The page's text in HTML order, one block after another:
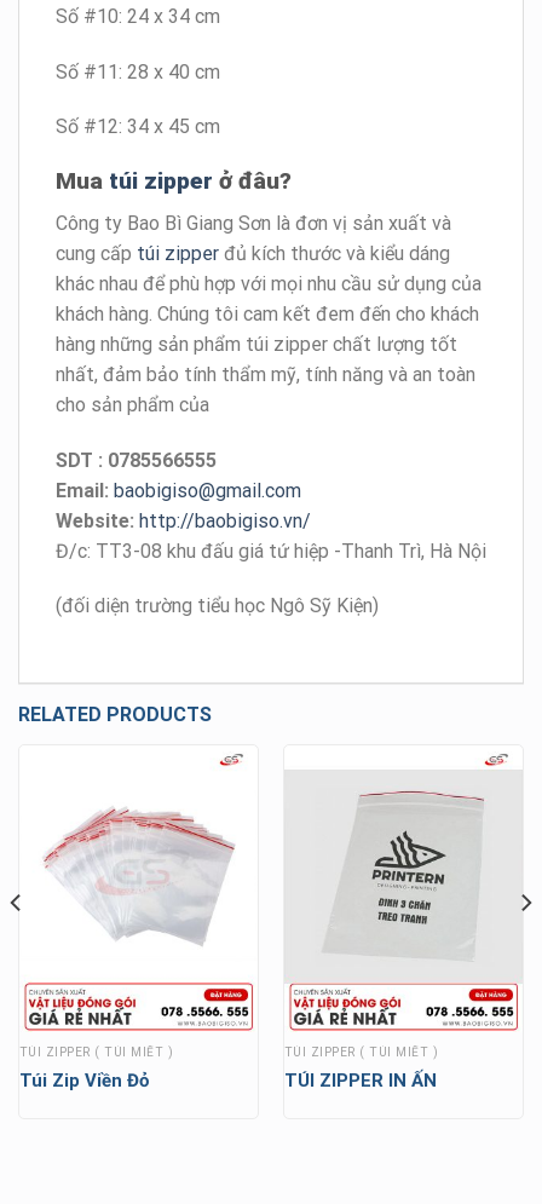
Số #10: 24 x 34 cm
Số #11: 28 x 40 cm
Số #12: 34 x 45 cm
Mua túi zipper ở đâu?
Công ty Bao Bì Giang Sơn là đơn vị sản xuất và
cung cấp túi zipper đủ kích thước và kiểu dáng
khác nhau để phù hợp với mọi nhu cầu sử dụng của
khách hàng. Chúng tôi cam kết đem đến cho khách
hàng những sản phẩm túi zipper chất lượng tốt
nhất, đảm bảo tính thẩm mỹ, tính năng và an toàn
cho sản phẩm của
SDT : 0785566555
Email: baobigiso@gmail.com
Website: http://baobigiso.vn/
Đ/c: TT3-08 khu đấu giá tứ hiệp -Thanh Trì, Hà Nội
(đối diện trường tiểu học Ngô Sỹ Kiện)
RELATED PRODUCTS
TÚI ZIPPER ( TÚI MIẾT )
Túi Zip Viền Đỏ
TÚI ZIPPER ( TÚI MIẾT )
TÚI ZIPPER IN ẤN